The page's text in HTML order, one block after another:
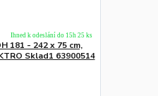
181 - 242 x 75 cm,
Sklad1 63900514
Ihned k odeslání do 15h 25 ks